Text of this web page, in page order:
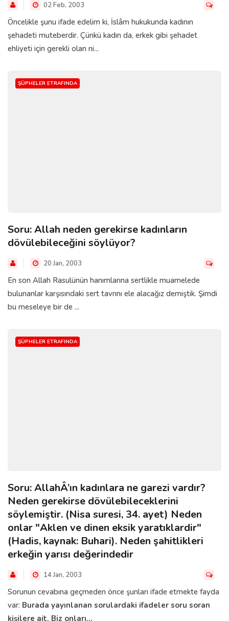
02 Feb, 2003
Öncelikle şunu ifade edelim ki, İslâm hukukunda kadının
şehadeti muteberdir. Çünkü kadın da, erkek gibi şehadet
ehliyeti için gerekli olan ni...
ŞÜPHELER ETRAFINDA
Soru: Allah neden gerekirse kadınların
dövülebileceğini söylüyor?
20 Jan, 2003
En son Allah Rasulünün hanımlarına sertlikle muamelede
bulunanlar karşısındaki sert tavrını ele alacağız demiştik. Şimdi
bu meseleye bir de ...
ŞÜPHELER ETRAFINDA
Soru: AllahÂ’ın kadınlara ne garezi vardır?
Neden gerekirse dövülebileceklerini
söylemiştir. (Nisa suresi, 34. ayet) Neden
onlar "Aklen ve dinen eksik yaratıklardir"
(Hadis, kaynak: Buhari). Neden şahitlikleri
erkeğin yarısı değerindedir
14 Jan, 2003
Sorunun cevabına geçmeden önce şunları ifade etmekte fayda
var: Burada yayınlanan sorulardaki ifadeler soru soran
kişilere ait. Biz onları...